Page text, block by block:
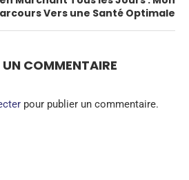
Vers une Santé Optimale
UN COMMENTAIRE
pour publier un commentaire.